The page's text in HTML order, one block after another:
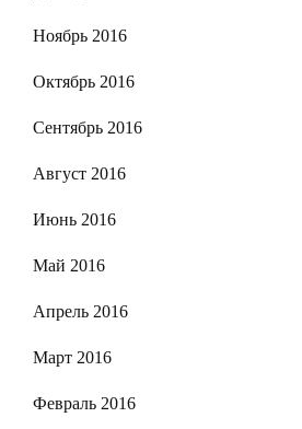
Ноябрь 2016
Октябрь 2016
Сентябрь 2016
Август 2016
Июнь 2016
Май 2016
Апрель 2016
Март 2016
Февраль 2016